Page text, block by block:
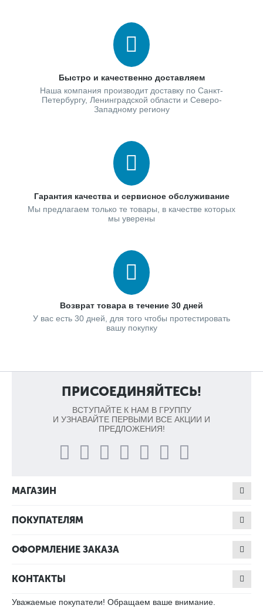
Быстро и качественно доставляем
Наша компания производит доставку по Санкт-
Петербургу, Ленинградской области и Северо-
Западному региону
Гарантия качества и сервисное обслуживание
Мы предлагаем только те товары, в качестве которых
мы уверены
Возврат товара в течение 30 дней
У вас есть 30 дней, для того чтобы протестировать
вашу покупку
ПРИСОЕДИНЯЙТЕСЬ!
ВСТУПАЙТЕ К НАМ В ГРУППУ
И УЗНАВАЙТЕ ПЕРВЫМИ ВСЕ АКЦИИ И
ПРЕДЛОЖЕНИЯ!
МАГАЗИН
ПОКУПАТЕЛЯМ
ОФОРМЛЕНИЕ ЗАКАЗА
КОНТАКТЫ
Уважаемые покупатели! Обращаем ваше внимание.